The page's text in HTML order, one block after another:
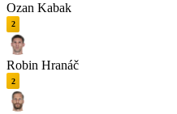
Ozan Kabak
2
Robin Hranáč
2